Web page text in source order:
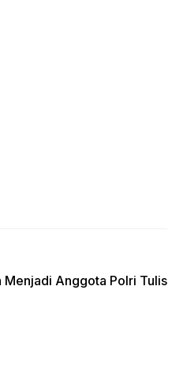
Menjadi Anggota Polri Tulis